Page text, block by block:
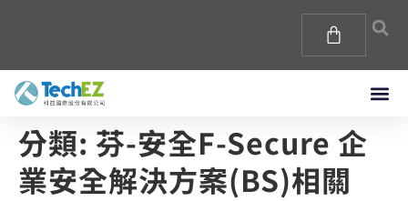
分類: 芬-安全F-Secure 企
業安全解決方案(BS)相關